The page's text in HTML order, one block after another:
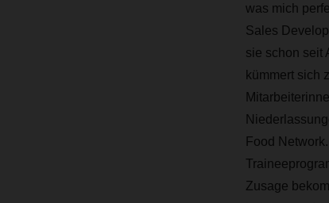
was mich
Sales
sie schon seit
kümmert sich
Food
Zusage